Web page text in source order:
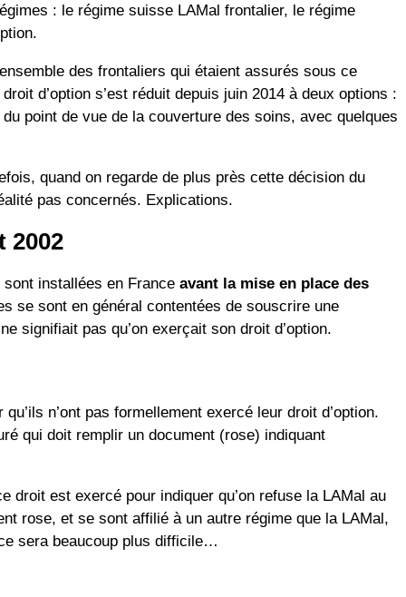
: le régime suisse LAMal frontalier, le régime
des frontaliers qui étaient assurés sous ce
d’option s’est réduit depuis juin 2014 à deux options :
point de vue de la couverture des soins, avec quelques
quand on regarde de plus près cette décision du
pas concernés. Explications.
2002
sont installées en France avant la mise en place des
se sont en général contentées de souscrire une
signifiait pas qu’on exerçait son droit d’option.
n’ont pas formellement exercé leur droit d’option.
qui doit remplir un document (rose) indiquant
est exercé pour indiquer qu’on refuse la LAMal au
rose, et se sont affilié à un autre régime que la LAMal,
sera beaucoup plus difficile…